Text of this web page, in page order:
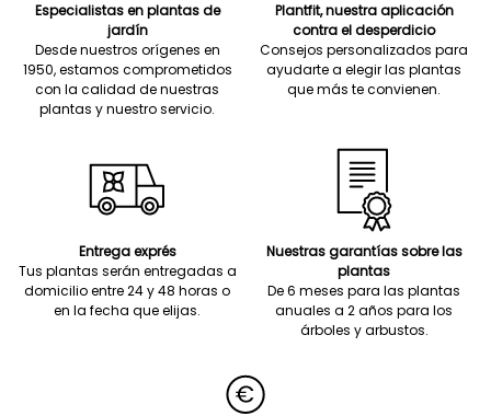
Especialistas en plantas de
jardín
Desde nuestros orígenes en
1950, estamos comprometidos
con la calidad de nuestras
plantas y nuestro servicio.
Plantfit, nuestra aplicación
contra el desperdicio
Consejos personalizados para
ayudarte a elegir las plantas
que más te convienen.
Entrega exprés
Tus plantas serán entregadas a
domicilio entre 24 y 48 horas o
en la fecha que elijas.
Nuestras garantías sobre las
plantas
De 6 meses para las plantas
anuales a 2 años para los
árboles y arbustos.